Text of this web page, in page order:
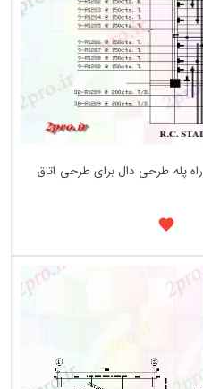
دانلود نقشه جزئیات پله و راه پله RC راه پله طرحی دال برای طرحی اتاق